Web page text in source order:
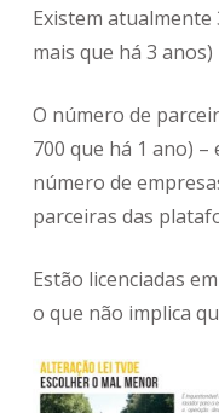
Existem atualmente
mais que há 3 anos)
O número de
700 que há 1 ano)
número de
parceiras das
Estão licenciadas
o que não implica